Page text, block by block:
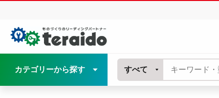
カテゴリーから探す すべて